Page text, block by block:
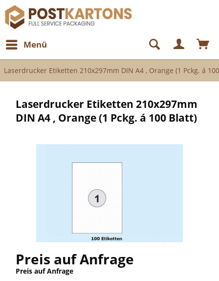
Menü
Laserdrucker Etiketten 210x297mm DIN A4 , Orange (1 Pckg. á
Laserdrucker Etiketten 210x297mm
DIN A4 , Orange (1 Pckg. á 100 Blatt)
Preis auf Anfrage
Preis auf Anfrage